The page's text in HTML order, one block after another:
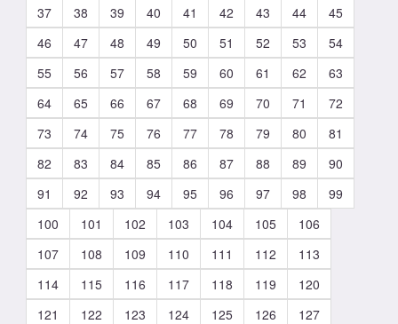
37
38 39 40 41 42 43 44
45
46
47 48 49 50 51 52 53
54
55
56 57 58 59 60 61 62
63
64
65 66 67 68 69 70 71
72
73
74 75 76 77 78 79 80
81
82
83 84 85 86 87 88 89
90
91
92 93 94 95 96 97 98
99
100
101 102 103 104 105
106
107
108 109 110 111 112
113
114
115 116 117 118 119
120
121
122 123 124 125 126
127